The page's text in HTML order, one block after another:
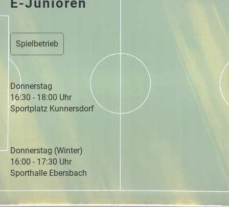
Spielbetrieb
Donnerstag
16:30 - 18:00 Uhr
Sportplatz Kunnersdorf
Donnerstag (Winter)
16:00 - 17:30 Uhr
Sporthalle Ebersbach